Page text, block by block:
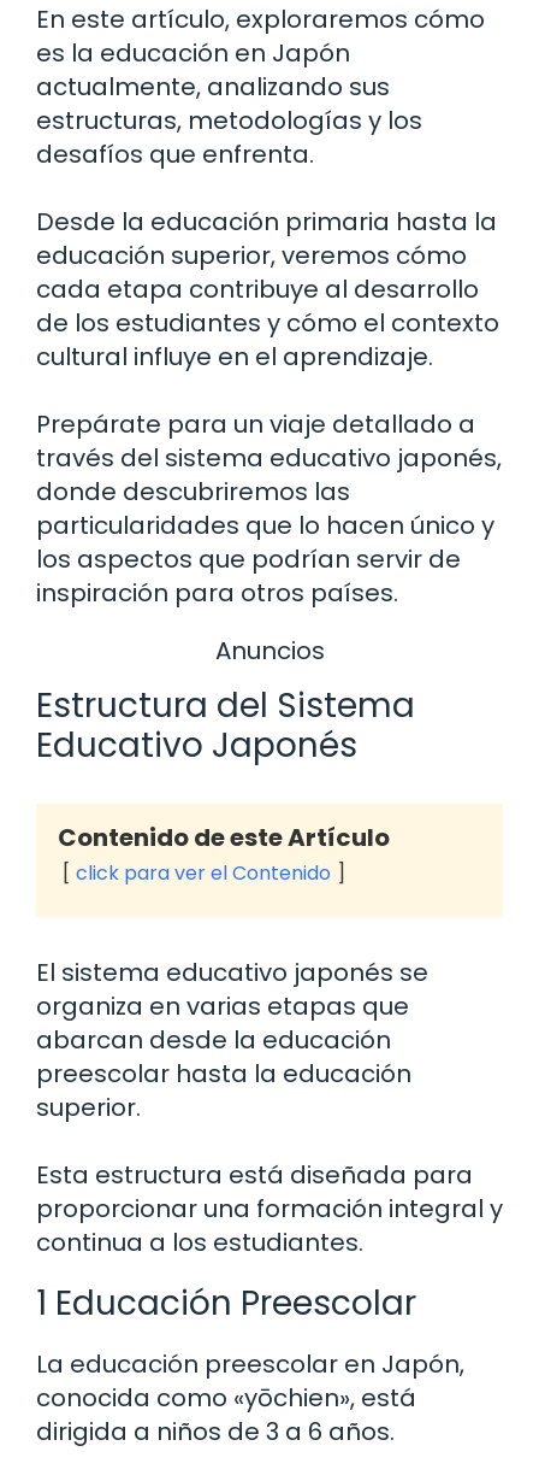
En este artículo, exploraremos cómo
es la educación en Japón
actualmente, analizando sus
estructuras, metodologías y los
desafíos que enfrenta.
Desde la educación primaria hasta la
educación superior, veremos cómo
cada etapa contribuye al desarrollo
de los estudiantes y cómo el contexto
cultural influye en el aprendizaje.
Prepárate para un viaje detallado a
través del sistema educativo japonés,
donde descubriremos las
particularidades que lo hacen único y
los aspectos que podrían servir de
inspiración para otros países.
Anuncios
Estructura del Sistema
Educativo Japonés
Contenido de este Artículo
click para ver el Contenido
El sistema educativo japonés se
organiza en varias etapas que
abarcan desde la educación
preescolar hasta la educación
superior.
Esta estructura está diseñada para
proporcionar una formación integral y
continua a los estudiantes.
1 Educación Preescolar
La educación preescolar en Japón,
conocida como «yōchien», está
dirigida a niños de 3 a 6 años.